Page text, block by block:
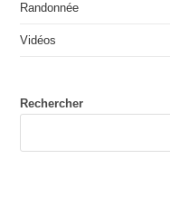
Randonnée
Vidéos
Rechercher